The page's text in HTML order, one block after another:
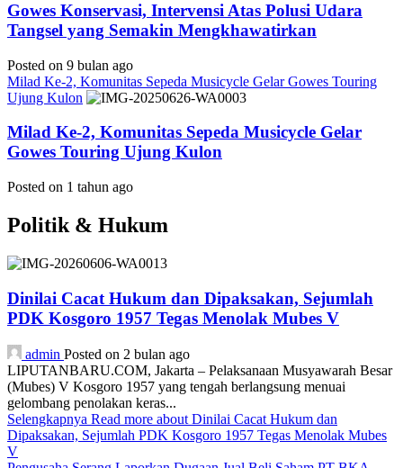
Gowes Konservasi, Intervensi Atas Polusi Udara
Tangsel yang Semakin Mengkhawatirkan
Posted on 9 bulan ago
Milad Ke-2, Komunitas Sepeda Musicycle Gelar Gowes Touring
Ujung Kulon
Milad Ke-2, Komunitas Sepeda Musicycle Gelar
Gowes Touring Ujung Kulon
Posted on 1 tahun ago
Politik & Hukum
Dinilai Cacat Hukum dan Dipaksakan, Sejumlah
PDK Kosgoro 1957 Tegas Menolak Mubes V
admin Posted on 2 bulan ago
LIPUTANBARU.COM, Jakarta – Pelaksanaan Musyawarah Besar
(Mubes) V Kosgoro 1957 yang tengah berlangsung menuai
gelombang penolakan keras...
Selengkapnya Read more about Dinilai Cacat Hukum dan
Dipaksakan, Sejumlah PDK Kosgoro 1957 Tegas Menolak Mubes
V